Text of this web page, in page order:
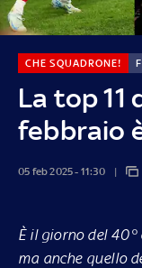
La top 11
febbraio
CHE SQUADRONE!
05 feb 2025 - 11:30
È il giorno del 40°
ma anche quello